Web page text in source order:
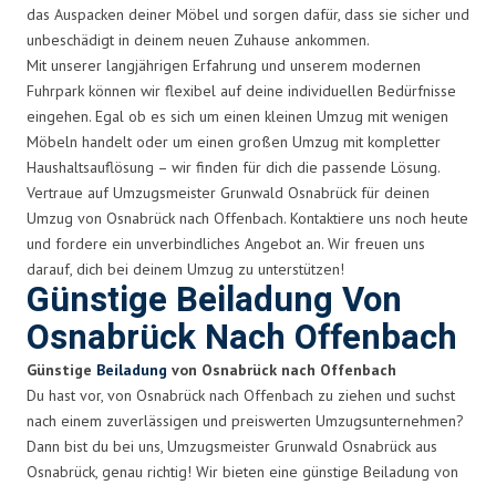
das Auspacken deiner Möbel und sorgen dafür, dass sie sicher und
unbeschädigt in deinem neuen Zuhause ankommen.
Mit unserer langjährigen Erfahrung und unserem modernen
Fuhrpark können wir flexibel auf deine individuellen Bedürfnisse
eingehen. Egal ob es sich um einen kleinen Umzug mit wenigen
Möbeln handelt oder um einen großen Umzug mit kompletter
Haushaltsauflösung – wir finden für dich die passende Lösung.
Vertraue auf Umzugsmeister Grunwald Osnabrück für deinen
Umzug von Osnabrück nach Offenbach. Kontaktiere uns noch heute
und fordere ein unverbindliches Angebot an. Wir freuen uns
darauf, dich bei deinem Umzug zu unterstützen!
Günstige Beiladung Von
Osnabrück Nach Offenbach
Günstige Beiladung von Osnabrück nach Offenbach
Du hast vor, von Osnabrück nach Offenbach zu ziehen und suchst
nach einem zuverlässigen und preiswerten Umzugsunternehmen?
Dann bist du bei uns, Umzugsmeister Grunwald Osnabrück aus
Osnabrück, genau richtig! Wir bieten eine günstige Beiladung von